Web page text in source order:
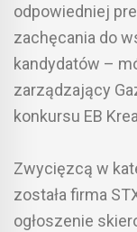
odpowiedniej
zachęcania do
kandydatów –
zarządzający
konkursu EB
Zwycięzcą w
została firma
ogłoszenie